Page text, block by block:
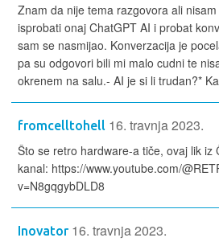
Znam da nije tema razgovora ali
isprobati onaj ChatGPT AI i probat
sam se nasmijao. Konverzacija je
pa su odgovori bili mi malo cudni te
okrenem na salu.- AI je si li trudan?*
fromcelltohell 16. travnja 2023.
Što se retro hardware-a tiče, ovaj lik iz
kanal: https://www.youtube.com/
v=N8gqgybDLD8
Inovator 16. travnja 2023.